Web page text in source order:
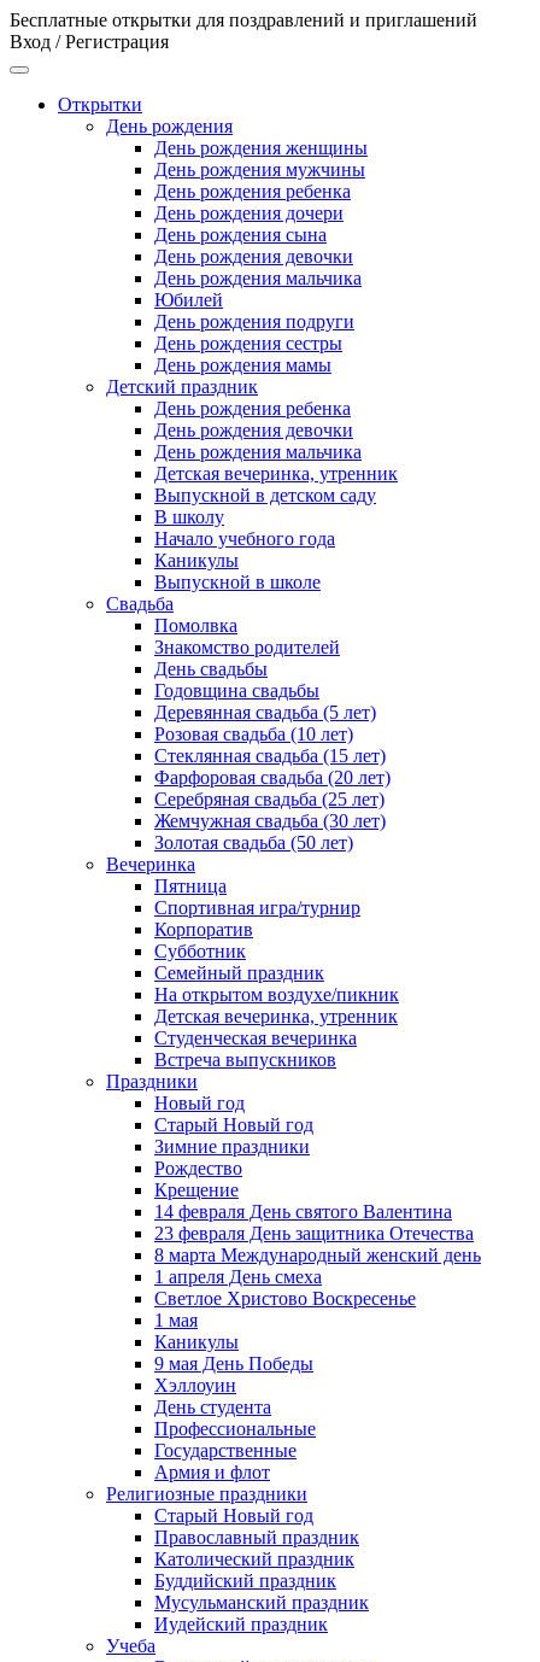
Бесплатные открытки для поздравлений и приглашений
Вход / Регистрация
Открытки
День рождения
День рождения женщины
День рождения мужчины
День рождения ребенка
День рождения дочери
День рождения сына
День рождения девочки
День рождения мальчика
Юбилей
День рождения подруги
День рождения сестры
День рождения мамы
Детский праздник
День рождения ребенка
День рождения девочки
День рождения мальчика
Детская вечеринка, утренник
Выпускной в детском саду
В школу
Начало учебного года
Каникулы
Выпускной в школе
Свадьба
Помолвка
Знакомство родителей
День свадьбы
Годовщина свадьбы
Деревянная свадьба (5 лет)
Розовая свадьба (10 лет)
Стеклянная свадьба (15 лет)
Фарфоровая свадьба (20 лет)
Серебряная свадьба (25 лет)
Жемчужная свадьба (30 лет)
Золотая свадьба (50 лет)
Вечеринка
Пятница
Спортивная игра/турнир
Корпоратив
Субботник
Семейный праздник
На открытом воздухе/пикник
Детская вечеринка, утренник
Студенческая вечеринка
Встреча выпускников
Праздники
Новый год
Старый Новый год
Зимние праздники
Рождество
Крещение
14 февраля День святого Валентина
23 февраля День защитника Отечества
8 марта Международный женский день
1 апреля День смеха
Светлое Христово Воскресенье
1 мая
Каникулы
9 мая День Победы
Хэллоуин
День студента
Профессиональные
Государственные
Армия и флот
Религиозные праздники
Старый Новый год
Православный праздник
Католический праздник
Буддийский праздник
Мусульманский праздник
Иудейский праздник
Учеба